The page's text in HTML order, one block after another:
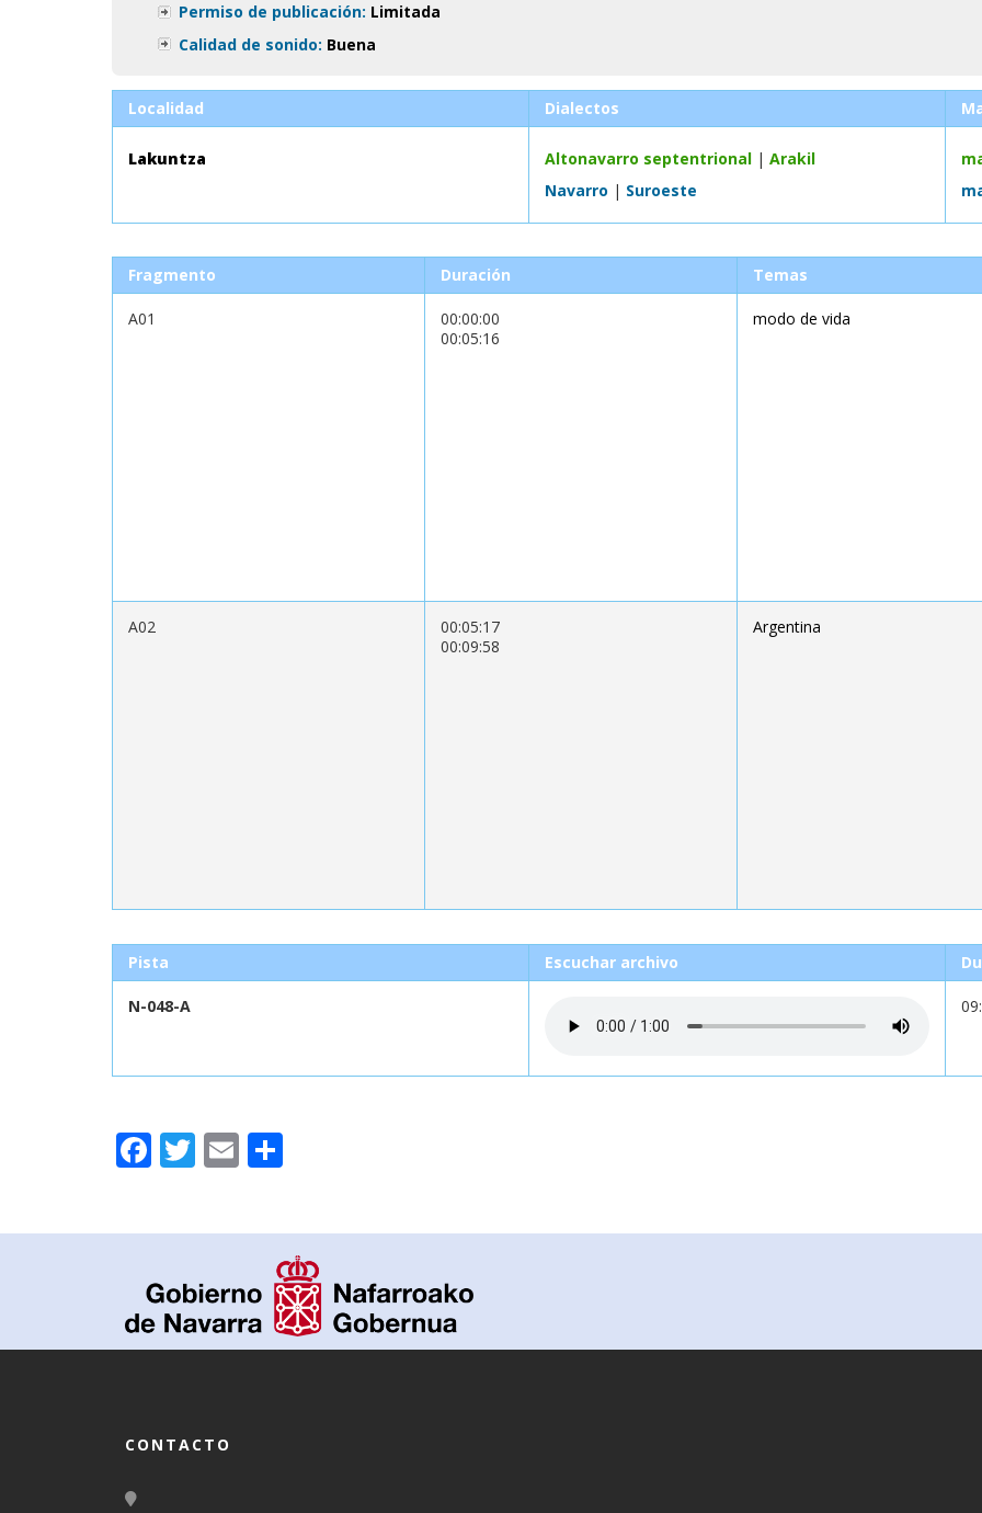
Permiso de publicación: Limitada
Calidad de sonido: Buena
Localidad Dialectos
Lakuntza Altonavarro septentrional | Arakil
Navarro | Suroeste
Fragmento Duración Temas
A01
00:00:00
00:05:16
modo de vida
A02
00:05:17
00:09:58
Argentina
Pista Escuchar archivo
N-048-A
Facebook
Twitter
Email
CONTACTO